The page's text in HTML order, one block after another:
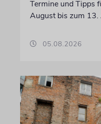
Termine und Tipps
August bis zum 13.
05.08.2026